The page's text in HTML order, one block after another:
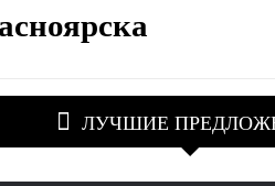
ЛУЧШИЕ